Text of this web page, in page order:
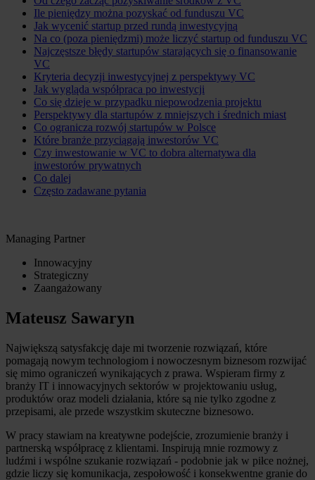
Ile pieniędzy można pozyskać od funduszu VC
Jak wycenić startup przed rundą inwestycyjną
Na co (poza pieniędzmi) może liczyć startup od funduszu VC
Najczęstsze błędy startupów starających się o finansowanie
VC
Kryteria decyzji inwestycyjnej z perspektywy VC
Jak wygląda współpraca po inwestycji
Co się dzieje w przypadku niepowodzenia projektu
Perspektywy dla startupów z mniejszych i średnich miast
Co ogranicza rozwój startupów w Polsce
Które branże przyciągają inwestorów VC
Czy inwestowanie w VC to dobra alternatywa dla
inwestorów prywatnych
Co dalej
Często zadawane pytania
Managing Partner
Innowacyjny
Strategiczny
Zaangażowany
Mateusz Sawaryn
Największą satysfakcję daje mi tworzenie rozwiązań, które
pomagają nowym technologiom i nowoczesnym biznesom rozwijać
się mimo ograniczeń wynikających z prawa. Wspieram firmy z
branży IT i innowacyjnych sektorów w projektowaniu usług,
produktów oraz modeli działania, które są nie tylko zgodne z
przepisami, ale przede wszystkim skuteczne biznesowo.
W pracy stawiam na kreatywne podejście, zrozumienie branży i
partnerską współpracę z klientami. Inspirują mnie rozmowy z
ludźmi i wspólne szukanie rozwiązań - podobnie jak w piłce nożnej,
gdzie liczy się komunikacja, zespołowość i konsekwentne granie do